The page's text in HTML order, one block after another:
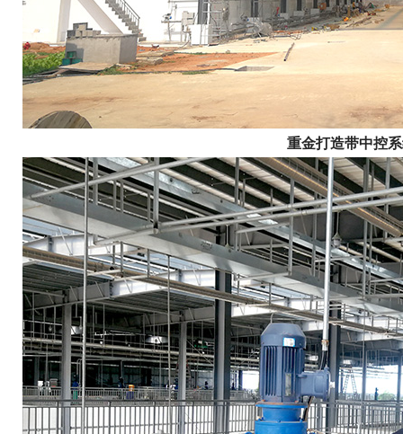
重金打造带中控